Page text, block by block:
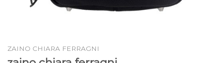
ZAINO CHIARA FERRAGNI